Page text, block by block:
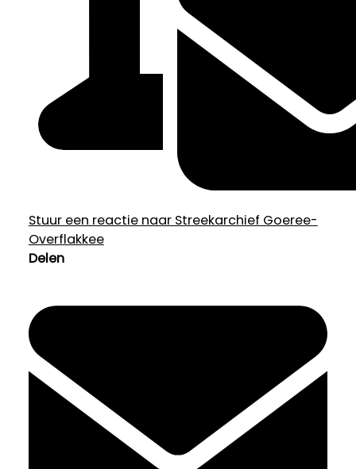
Stuur een reactie naar Streekarchief Goeree-
Overflakkee
Delen